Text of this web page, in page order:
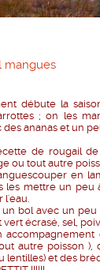
mangues
débute la
; on les
des ananas et un
de rougail
ou tout autre
en
les mettre un peu
l'eau.
un bol avec un
écrasé, sel,
accompagnement
autre poisson ),
lentilles) et des